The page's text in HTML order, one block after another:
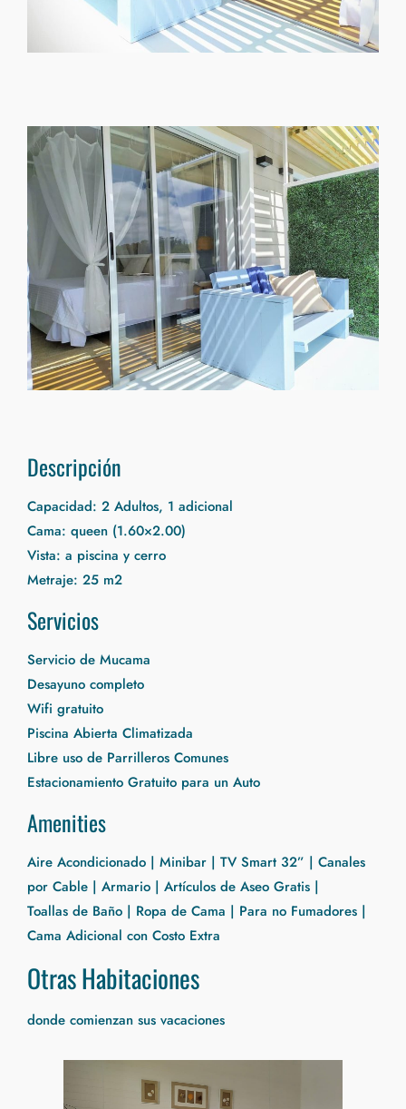
Descripción
Capacidad: 2 Adultos, 1 adicional
Cama: queen (1.60×2.00)
Vista: a piscina y cerro
Metraje: 25 m2
Servicios
Servicio de Mucama
Desayuno completo
Wifi gratuito
Piscina Abierta Climatizada
Libre uso de Parrilleros Comunes
Estacionamiento Gratuito para un Auto
Amenities
Aire Acondicionado | Minibar | TV Smart 32” | Canales
por Cable | Armario | Artículos de Aseo Gratis |
Toallas de Baño | Ropa de Cama | Para no Fumadores |
Cama Adicional con Costo Extra
Otras Habitaciones
donde comienzan sus vacaciones